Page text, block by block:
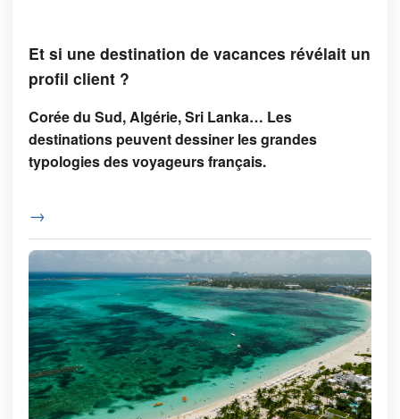
Et si une destination de vacances révélait un
profil client ?
Corée du Sud, Algérie, Sri Lanka… Les
destinations peuvent dessiner les grandes
typologies des voyageurs français.
→